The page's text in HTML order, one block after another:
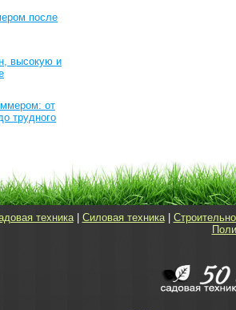
после
высокую и
от
трудного
техника| Силовая техника|